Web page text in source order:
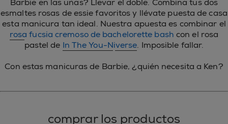
Barbie en las uñas? Llevar el doble. Combina tus dos
esmaltes rosas de essie favoritos y llévate puesta de casa
esta manicura tan ideal. Nuestra apuesta es combinar el
rosa fucsia cremoso de bachelorette bash con el rosa
pastel de In The You-Niverse. Imposible fallar.
Con estas manicuras de Barbie, ¿quién necesita a Ken?
comprar los productos